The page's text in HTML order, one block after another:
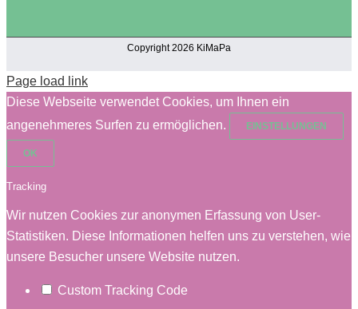
Copyright 2026 KiMaPa
Page load link
Diese Webseite verwendet Cookies, um Ihnen ein
angenehmeres Surfen zu ermöglichen.
EINSTELLUNGEN
OK
Tracking
Wir nutzen Cookies zur anonymen Erfassung von User-
Statistiken. Diese Informationen helfen uns zu verstehen, wie
unsere Besucher unsere Website nutzen.
Custom Tracking Code